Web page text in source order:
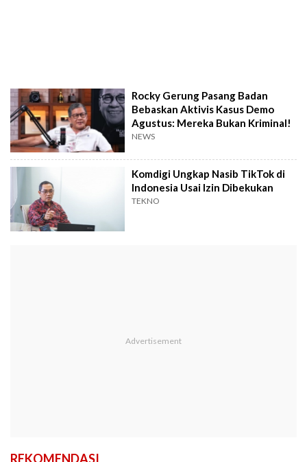
Rocky Gerung Pasang Badan
Bebaskan Aktivis Kasus Demo
Agustus: Mereka Bukan Kriminal!
NEWS
Komdigi Ungkap Nasib TikTok di
Indonesia Usai Izin Dibekukan
TEKNO
REKOMENDASI